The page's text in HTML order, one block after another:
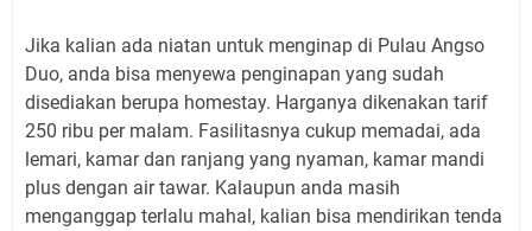
Jika kalian ada niatan untuk menginap di Pulau Angso
Duo, anda bisa menyewa penginapan yang sudah
disediakan berupa homestay. Harganya dikenakan tarif
250 ribu per malam. Fasilitasnya cukup memadai, ada
lemari, kamar dan ranjang yang nyaman, kamar mandi
plus dengan air tawar. Kalaupun anda masih
menganggap terlalu mahal, kalian bisa mendirikan tenda